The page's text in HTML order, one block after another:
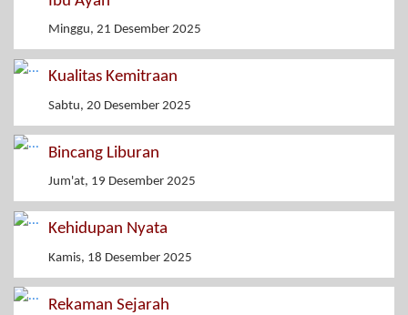
Minggu, 21 Desember 2025
Kualitas Kemitraan
Sabtu, 20 Desember 2025
Bincang Liburan
Jum'at, 19 Desember 2025
Kehidupan Nyata
Kamis, 18 Desember 2025
Rekaman Sejarah